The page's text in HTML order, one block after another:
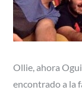
Ollie, ahora
encontrado a la